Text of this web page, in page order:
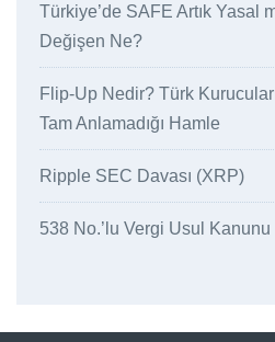
Türkiye’de SAFE Artık Yasal
Değişen Ne?
Flip-Up Nedir? Türk
Tam Anlamadığı Hamle
Ripple SEC Davası (XRP)
538 No.’lu Vergi Usul